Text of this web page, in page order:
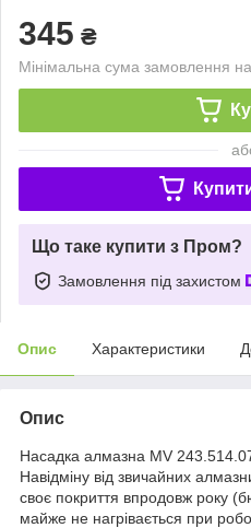
345 ₴
Мінімальна сума замовлення
Що таке купити з Пром?
Замовлення під захистом
Опис Характеристики
Опис
Насадка алмазна MV
Навідміну від звичайних
своє покриття впродовж року
майже не нагрівається при